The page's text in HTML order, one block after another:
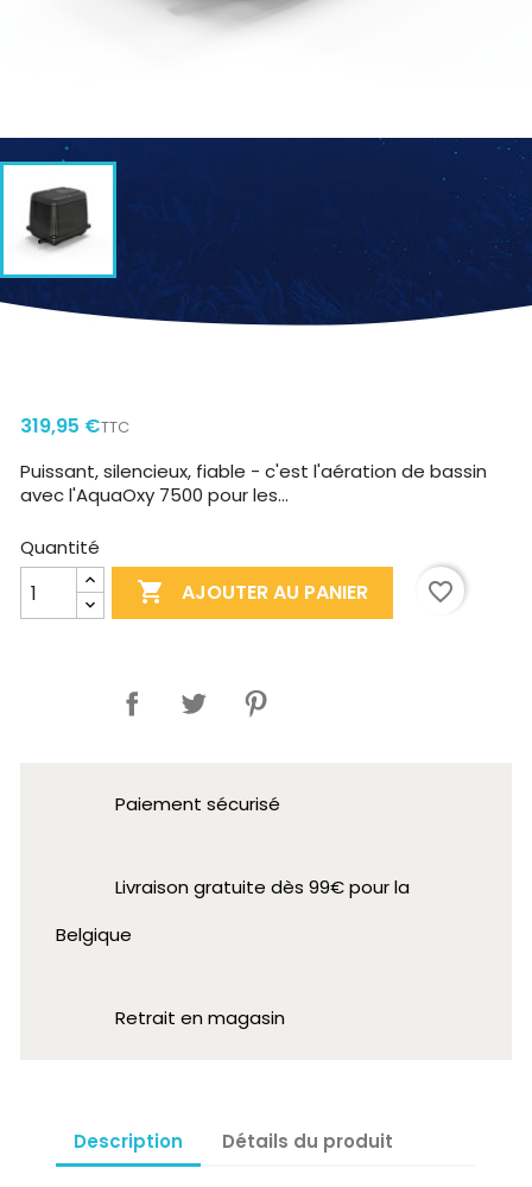
319,95 €TTC
Puissant, silencieux, fiable - c'est l'aération de bassin
avec l'AquaOxy 7500 pour les...
Quantité
 AJOUTER AU PANIER favorite_border
Paiement sécurisé
Livraison gratuite dès 99€ pour la
Belgique
Retrait en magasin
Description Détails du produit